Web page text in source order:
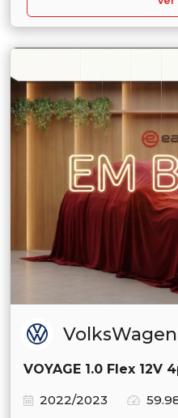
VolksWagen
VOYAGE 1.0 Flex 12V
2022/2023